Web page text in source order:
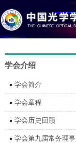
学会介绍
学会简介
学会章程
学会历史回顾
学会第九届常务理事